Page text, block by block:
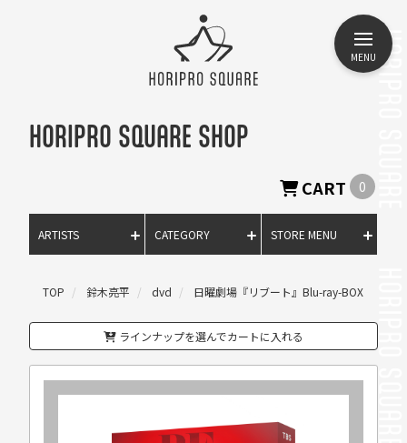
MENU
HORIPRO SQUARE SHOP
CART 0
ARTISTS CATEGORY STORE MENU
TOP 鈴木亮平 dvd 日曜劇場『リブート』Blu-ray-BOX
ラインナップを選んでカートに入れる